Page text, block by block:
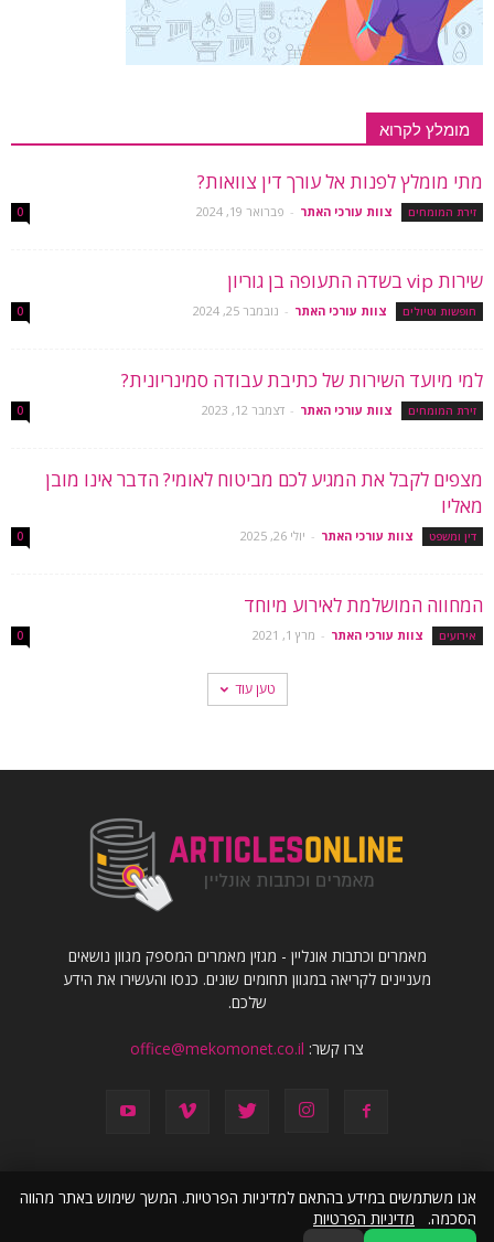
מומלץ לקרוא
מתי מומלץ לפנות אל עורך דין צוואות?
זירת המומחים צוות עורכי האתר - פברואר 19, 2024 0
שירות vip בשדה התעופה בן גוריון
חופשות וטיולים צוות עורכי האתר - נובמבר 25, 2024 0
למי מיועד השירות של כתיבת עבודה סמינריונית?
זירת המומחים צוות עורכי האתר - דצמבר 12, 2023 0
מצפים לקבל את המגיע לכם מביטוח לאומי? הדבר אינו מובן
מאליו
דין ומשפט צוות עורכי האתר - יולי 26, 2025 0
המחווה המושלמת לאירוע מיוחד
אירועים צוות עורכי האתר - מרץ 1, 2021 0
טען עוד
מאמרים וכתבות אונליין - מגזין מאמרים המספק מגוון נושאים
מעניינים לקריאה במגוון תחומים שונים. כנסו והעשירו את הידע
שלכם.
צרו קשר: office@mekomonet.co.il
פרסמו אצלנו מחפשים כותבים
אנו משתמשים במידע בהתאם למדיניות הפרטיות. המשך שימוש באתר מהווה
הסכמה. מדיניות הפרטיות